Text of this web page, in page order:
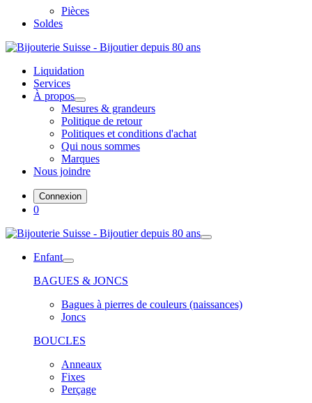
Pièces
Soldes
Liquidation
Services
À propos
Mesures & grandeurs
Politique de retour
Politiques et conditions d'achat
Qui nous sommes
Marques
Nous joindre
Connexion
0
Enfant
BAGUES & JONCS
Bagues à pierres de couleurs (naissances)
Joncs
BOUCLES
Anneaux
Fixes
Perçage